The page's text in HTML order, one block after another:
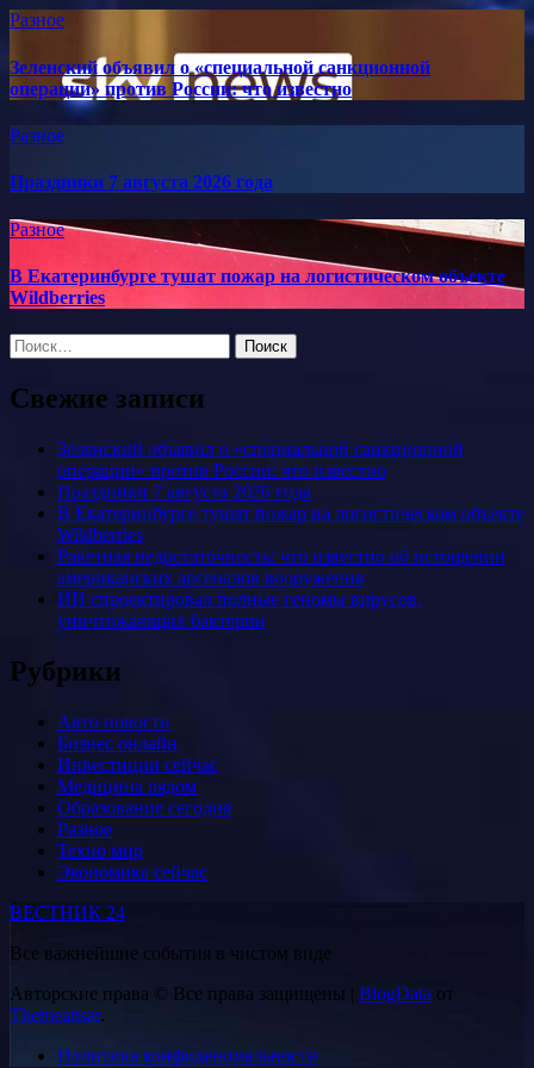
Разное
Зеленский объявил о «специальной санкционной
операции» против России: что известно
Разное
Праздники 7 августа 2026 года
Разное
В Екатеринбурге тушат пожар на логистическом объекте
Wildberries
Найти:
Свежие записи
Зеленский объявил о «специальной санкционной
операции» против России: что известно
Праздники 7 августа 2026 года
В Екатеринбурге тушат пожар на логистическом объекте
Wildberries
Ракетная недостаточность: что известно об истощении
американских арсеналов вооружения
ИИ спроектировал полные геномы вирусов,
уничтожающих бактерии
Рубрики
Авто новости
Бизнес онлайн
Инвестиции сейчас
Медицина рядом
Образование сегодня
Разное
Техно мир
Экономика сейчас
ВЕСТНИК 24
Все важнейшие события в чистом виде
Авторские права © Все права защищены | BlogData от
Themeansar.
Политика конфиденциальности